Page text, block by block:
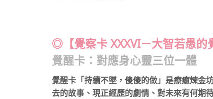
◎ 【覺察卡 XXXVI－大智若愚的
覺醒卡：對應身心靈三位一體
覺醒卡「持續不墜，傻傻的做」是療癒煉金
去的故事、現正經歷的劇情、對未來有何